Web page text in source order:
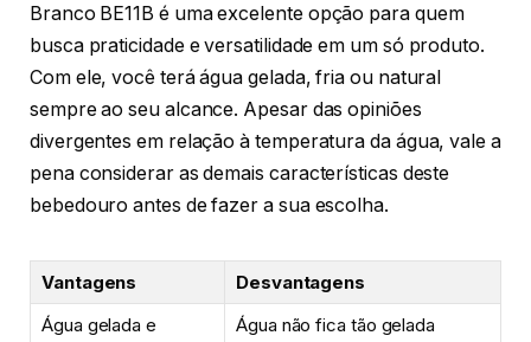
Branco BE11B é uma excelente opção para quem
busca praticidade e versatilidade em um só produto.
Com ele, você terá água gelada, fria ou natural
sempre ao seu alcance. Apesar das opiniões
divergentes em relação à temperatura da água, vale a
pena considerar as demais características deste
bebedouro antes de fazer a sua escolha.
Vantagens
Desvantagens
Água gelada e
Água não fica tão gelada